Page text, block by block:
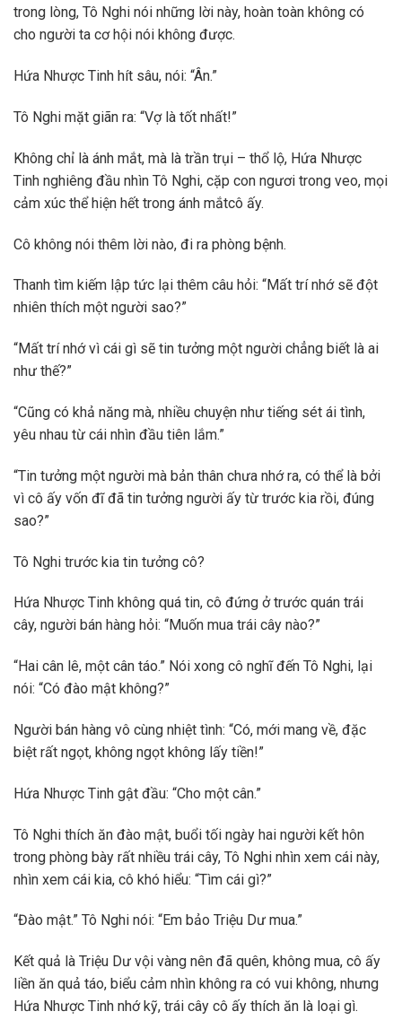
trong lòng, Tô Nghi nói những lời này, hoàn toàn không có
cho người ta cơ hội nói không được.
Hứa Nhược Tinh hít sâu, nói: “Ân.”
Tô Nghi mặt giãn ra: “Vợ là tốt nhất!”
Không chỉ là ánh mắt, mà là trần trụi – thổ lộ, Hứa Nhược
Tinh nghiêng đầu nhìn Tô Nghi, cặp con ngươi trong veo, mọi
cảm xúc thể hiện hết trong ánh mắtcô ấy.
Cô không nói thêm lời nào, đi ra phòng bệnh.
Thanh tìm kiếm lập tức lại thêm câu hỏi: “Mất trí nhớ sẽ đột
nhiên thích một người sao?”
“Mất trí nhớ vì cái gì sẽ tin tưởng một người chẳng biết là ai
như thế?”
“Cũng có khả năng mà, nhiều chuyện như tiếng sét ái tình,
yêu nhau từ cái nhìn đầu tiên lắm.”
“Tin tưởng một người mà bản thân chưa nhớ ra, có thể là bởi
vì cô ấy vốn đĩ đã tin tưởng người ấy từ trước kia rồi, đúng
sao?”
Tô Nghi trước kia tin tưởng cô?
Hứa Nhược Tinh không quá tin, cô đứng ở trước quán trái
cây, người bán hàng hỏi: “Muốn mua trái cây nào?”
“Hai cân lê, một cân táo.” Nói xong cô nghĩ đến Tô Nghi, lại
nói: “Có đào mật không?”
Người bán hàng vô cùng nhiệt tình: “Có, mới mang về, đặc
biệt rất ngọt, không ngọt không lấy tiền!”
Hứa Nhược Tinh gật đầu: “Cho một cân.”
Tô Nghi thích ăn đào mật, buổi tối ngày hai người kết hôn
trong phòng bày rất nhiều trái cây, Tô Nghi nhìn xem cái này,
nhìn xem cái kia, cô khó hiểu: “Tìm cái gì?”
“Đào mật.” Tô Nghi nói: “Em bảo Triệu Dư mua.”
Kết quả là Triệu Dư vội vàng nên đã quên, không mua, cô ấy
liền ăn quả táo, biểu cảm nhìn không ra có vui không, nhưng
Hứa Nhược Tinh nhớ kỹ, trái cây cô ấy thích ăn là loại gì.